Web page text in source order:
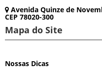
Avenida Quinze de
CEP 78020-300
Mapa do Site
Nossas Dicas